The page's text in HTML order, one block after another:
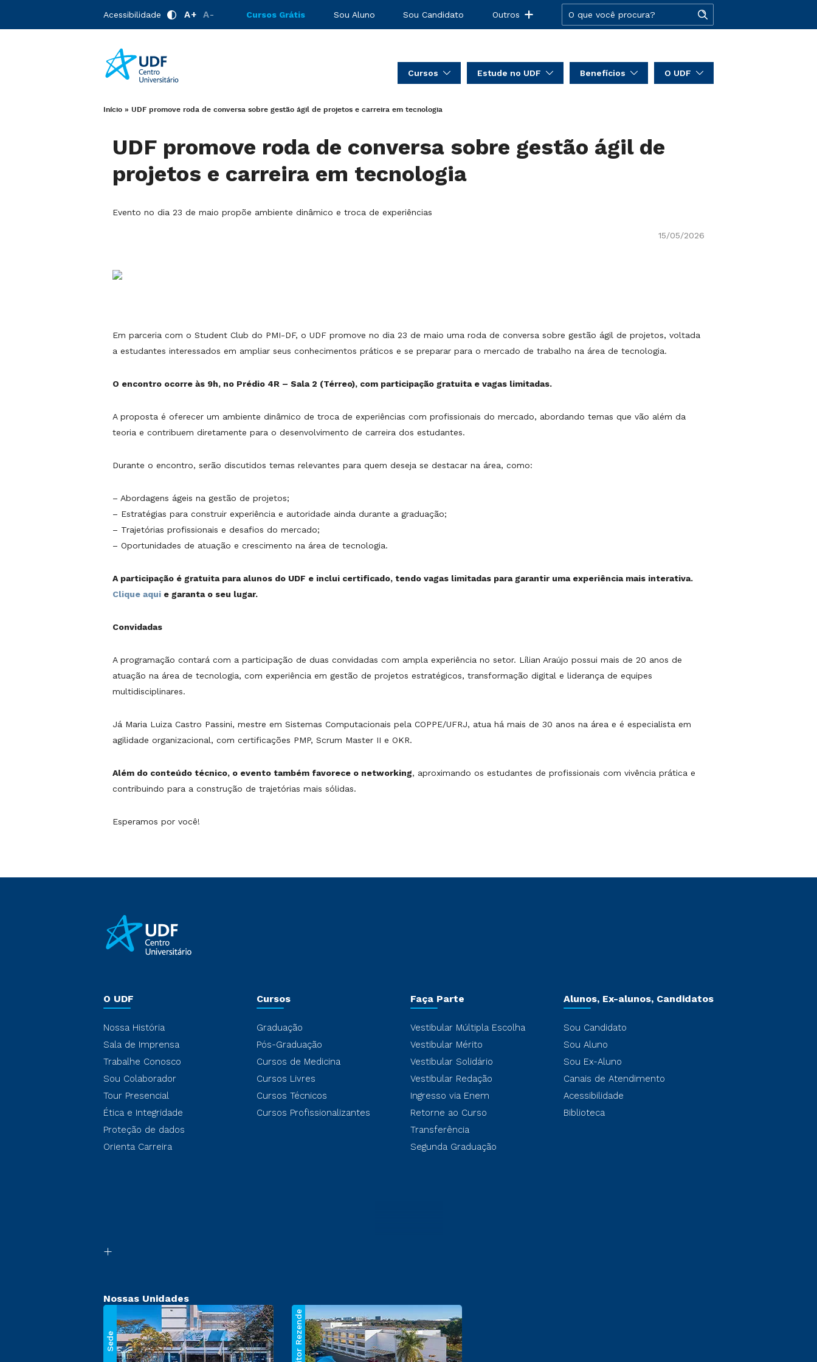
Acessibilidade A+ A- Cursos Grátis Sou Aluno Sou Candidato Outros
Cursos Estude no UDF Benefícios O UDF
Início » UDF promove roda de conversa sobre gestão ágil de projetos e carreira em tecnologia
UDF promove roda de conversa sobre gestão ágil de
projetos e carreira em tecnologia
Evento no dia 23 de maio propõe ambiente dinâmico e troca de experiências
15/05/2026
Em parceria com o Student Club do PMI-DF, o UDF promove no dia 23 de maio uma roda de conversa sobre gestão ágil de projetos, voltada
a estudantes interessados em ampliar seus conhecimentos práticos e se preparar para o mercado de trabalho na área de tecnologia.
O encontro ocorre às 9h, no Prédio 4R – Sala 2 (Térreo), com participação gratuita e vagas limitadas.
A proposta é oferecer um ambiente dinâmico de troca de experiências com profissionais do mercado, abordando temas que vão além da
teoria e contribuem diretamente para o desenvolvimento de carreira dos estudantes.
Durante o encontro, serão discutidos temas relevantes para quem deseja se destacar na área, como:
– Abordagens ágeis na gestão de projetos;
– Estratégias para construir experiência e autoridade ainda durante a graduação;
– Trajetórias profissionais e desafios do mercado;
– Oportunidades de atuação e crescimento na área de tecnologia.
A participação é gratuita para alunos do UDF e inclui certificado, tendo vagas limitadas para garantir uma experiência mais interativa.
Clique aqui e garanta o seu lugar.
Convidadas
A programação contará com a participação de duas convidadas com ampla experiência no setor. Lílian Araújo possui mais de 20 anos de
atuação na área de tecnologia, com experiência em gestão de projetos estratégicos, transformação digital e liderança de equipes
multidisciplinares.
Já Maria Luiza Castro Passini, mestre em Sistemas Computacionais pela COPPE/UFRJ, atua há mais de 30 anos na área e é especialista em
agilidade organizacional, com certificações PMP, Scrum Master II e OKR.
Além do conteúdo técnico, o evento também favorece o networking, aproximando os estudantes de profissionais com vivência prática e
contribuindo para a construção de trajetórias mais sólidas.
Esperamos por você!
O UDF
Nossa História
Sala de Imprensa
Trabalhe Conosco
Sou Colaborador
Tour Presencial
Ética e Integridade
Proteção de dados
Orienta Carreira
Cursos
Graduação
Pós-Graduação
Cursos de Medicina
Cursos Livres
Cursos Técnicos
Cursos Profissionalizantes
Faça Parte
Vestibular Múltipla Escolha
Vestibular Mérito
Vestibular Solidário
Vestibular Redação
Ingresso via Enem
Retorne ao Curso
Transferência
Segunda Graduação
Alunos, Ex-alunos, Candidatos
Sou Candidato
Sou Aluno
Sou Ex-Aluno
Canais de Atendimento
Acessibilidade
Biblioteca
Nossas Unidades
Sede Reitor Rezende